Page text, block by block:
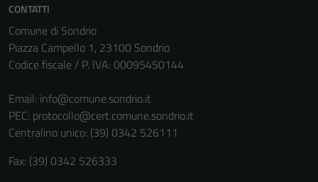
CONTATTI
Comune di Sondrio
Piazza Campello 1, 23100 Sondrio
Codice fiscale / P. IVA: 00095450144
Email: info@comune.sondrio.it
PEC: protocollo@cert.comune.sondrio.it
Centralino unico: (39) 0342 526111
Fax: (39) 0342 526333
Questi cookie
personali.